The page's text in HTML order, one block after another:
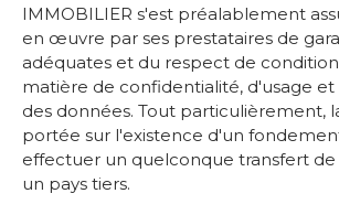
IMMOBILIER s'est préalablement
en œuvre par ses prestataires de
adéquates et du respect de
matière de confidentialité, d'usage
des données. Tout particulièrement,
portée sur l'existence d'un
effectuer un quelconque transfert de
un pays tiers.